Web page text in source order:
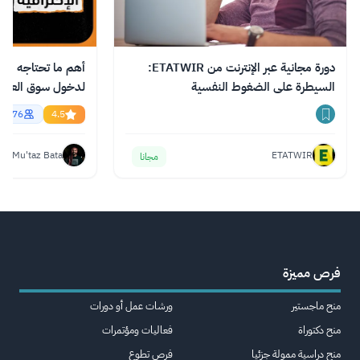
دورة مجانية عبر الإنترنت من ETATWIR:
السيطرة على الضغوط النفسية
ETATWIR مجانا
أهم ما تحتاجه من
English
4.5
Mu'taz Bata
فرص مميزة
منح ماجستير
منح دكتوراة
منح دراسية ممولة جزئيا
ورشات عمل أو دورات
فعاليات ومؤتمرات
فرص تطوع